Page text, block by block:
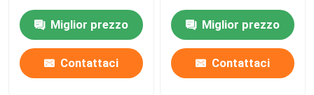
Miglior prezzo
Contattaci
Miglior prezzo
Contattaci